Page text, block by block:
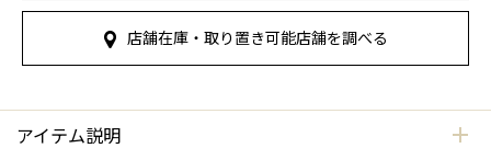
店舗在庫・取り置き可能店舗を調べる
アイテム説明